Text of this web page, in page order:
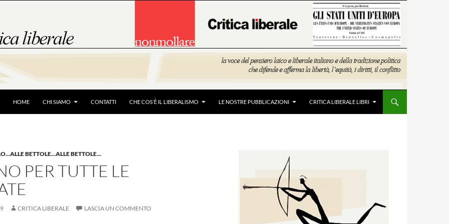
HOME CHI SIAMO CONTATTI CHE COS’È IL LIBERALISMO LE NOSTRE PUBBLICAZIONI CRITICA LIBERALE LIBRI
BETTOLE...ALLE BETTOLE...
PER TUTTE LE
CRITICA LIBERALE LASCIA UN COMMENTO